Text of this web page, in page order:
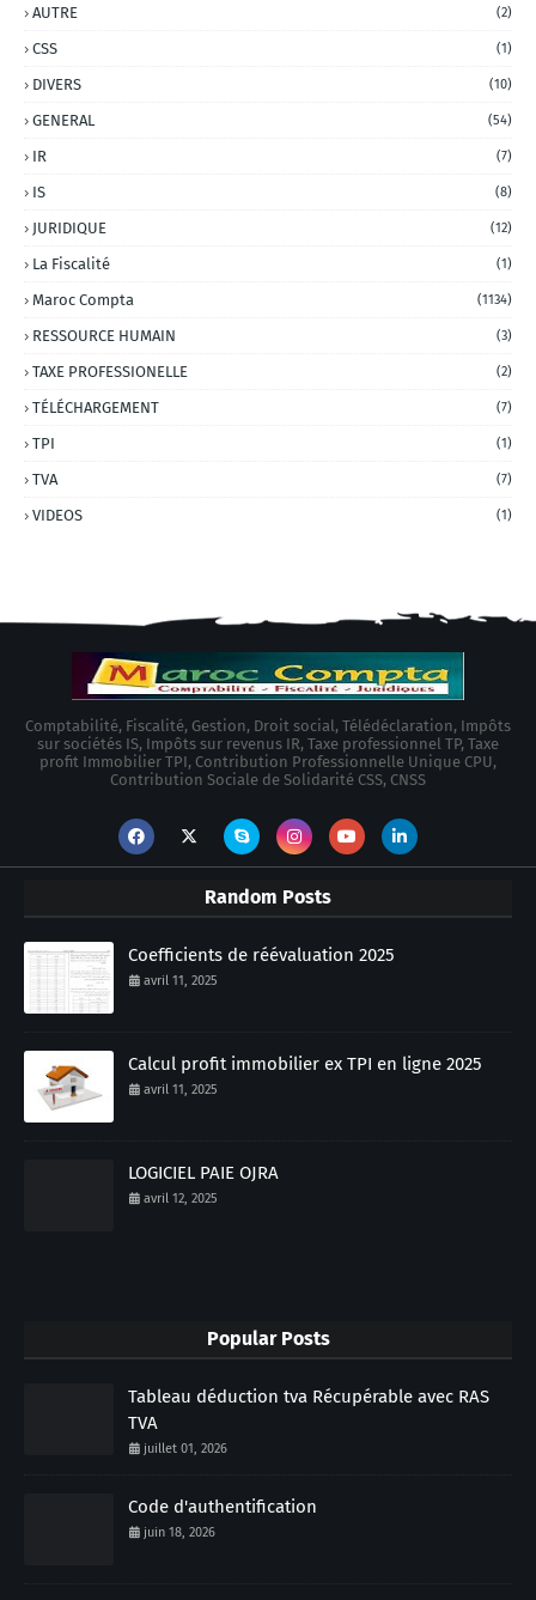
AUTRE (2)
CSS (1)
DIVERS (10)
GENERAL (54)
IR (7)
IS (8)
JURIDIQUE (12)
La Fiscalité (1)
Maroc Compta (1134)
RESSOURCE HUMAIN (3)
TAXE PROFESSIONELLE (2)
TÉLÉCHARGEMENT (7)
TPI (1)
TVA (7)
VIDEOS (1)
Comptabilité, Fiscalité, Gestion, Droit social, Télédéclaration, Impôts
sur sociétés IS, Impôts sur revenus IR, Taxe professionnel TP, Taxe
profit Immobilier TPI, Contribution Professionnelle Unique CPU,
Contribution Sociale de Solidarité CSS, CNSS
Random Posts
Coefficients de réévaluation 2025
avril 11, 2025
Calcul profit immobilier ex TPI en ligne 2025
avril 11, 2025
LOGICIEL PAIE OJRA
avril 12, 2025
Popular Posts
Tableau déduction tva Récupérable avec RAS
TVA
juillet 01, 2026
Code d'authentification
juin 18, 2026